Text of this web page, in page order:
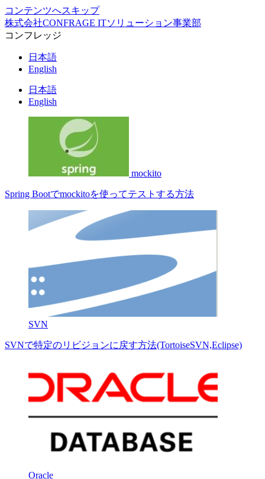
コンテンツへスキップ
株式会社CONFRAGE ITソリューション事業部
コンフレッジ
日本語
English
日本語
English
mockito
Spring Bootでmockitoを使ってテストする方法
SVN
SVNで特定のリビジョンに戻す方法(TortoiseSVN,Eclipse)
Oracle